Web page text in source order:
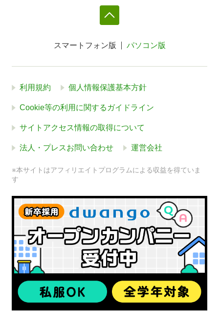
スマートフォン版 パソコン版
利用規約 個人情報保護基本方針
Cookie等の利用に関するガイドライン
サイトアクセス情報の取得について
法人・プレスお問い合わせ 運営会社
※本サイトはアフィリエイトプログラムによる収益を得ていま
す